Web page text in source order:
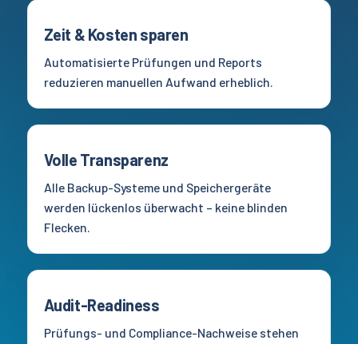
Zeit & Kosten sparen
Automatisierte Prüfungen und Reports
reduzieren manuellen Aufwand erheblich.
Volle Transparenz
Alle Backup-Systeme und Speichergeräte
werden lückenlos überwacht – keine blinden
Flecken.
Audit-Readiness
Prüfungs- und Compliance-Nachweise stehen